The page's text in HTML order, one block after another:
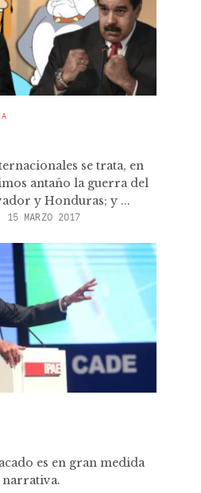
se trata, en
antaño la guerra del
y Honduras; y ...
15 MARZO 2017
es en gran medida